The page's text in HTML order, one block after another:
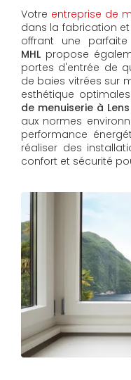
Votre entreprise de
dans la fabrication
offrant une
MHL propose
portes d'entrée de
de baies vitrées sur
esthétique
de menuiserie à Lens
aux normes
performance
réaliser des
confort et sécurité